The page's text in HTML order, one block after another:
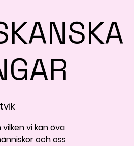
vi kan öva
och oss